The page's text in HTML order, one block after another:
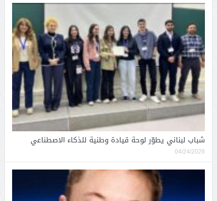
شباب لبناني يطوّر لوحة قيادة وطنية للذكاء الاصطناعي
04/24/2026